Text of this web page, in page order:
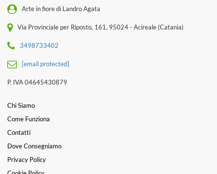
Arte in fiore di Landro Agata
Via Provinciale per Riposto, 161, 95024 - Acireale (Catania)
3498733402
[email protected]
P. IVA 04645430879
Chi Siamo
Come Funziona
Contatti
Dove Consegniamo
Privacy Policy